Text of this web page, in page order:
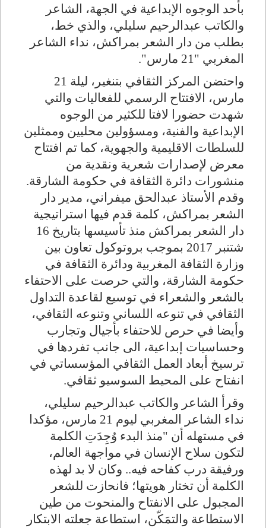
بأحد الوجوه الإبداعية في الجهة، الشاعر
والكاتب عبدالرحيم سليلي، والذي خط،
بطلب من دار الشعر بمراكش، نداء الشاعر
المغربي "21 مارس".
واحتضن المركز الثقافي بتنغير، ليلة 21
مارس، الافتتاح الرسمي للفعاليات والتي
شهدت حضورا لافتا للكثير من الوجوه
الإبداعية والفنية، ومسؤولين محليين وممثلين
للسلطات الاقليمية والجهوية، كما تم افتتاح
معرض لإصدارات شعرية ونقدية من
منشورات دائرة الثقافة في حكومة الشارقة.
وقدم الأستاذ عبدالحق ميفراني، مدير دار
الشعر بمراكش، كلمة قدم فيها استراتيجية
دار الشعر بمراكش منذ تأسيسها بتاريخ 16
شتنبر 2017 بموجب بروتوكول تعاون بين
وزارة الثقافة المغربية ودائرة الثقافة في
حكومة الشارقة، والتي حرصت على الاحتفاء
بالشعر والشعراء في توسيع لقاعدة التداول
الثقافي في تنوعه اللساني وتنوعه الثقافي،
وأيضا في حرص للاحتفاء بأجيال وتجارب
وحساسيات إبداعية، الى جانب تفردها في
ترسيخ أبعاد العمل الثقافي المؤسساتي في
انفتاح على المحيط السوسيو ثقافي.
وقرأ الشاعر والكاتب عبدالرحيم سليلي،
نداء الشاعر المغربي ليوم 21 مارس، مؤكدا
في مستهله أن "منذ البدء وُجِدَتِ الكلمة
لتكون سلاح الإنسان في مواجهة العالم،
ورفيقة درب كفاحه فيه.. وكان لا بد لهذه
الكلمة أن تختار هويتها؛ فانحازت للشعر
المجبول على الانفتاح والمنحوت من طين
الاستطاعة والتمَكّن، استطاعة جعلته الابتكار